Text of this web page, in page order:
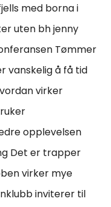
med borna i
uten bh jenny
Tømmer
vanskelig å få tid
virker
opplevelsen
Det er trapper
virker mye
inviterer til